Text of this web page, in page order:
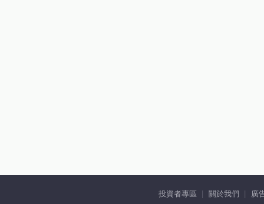
投資者專區 關於我們 廣